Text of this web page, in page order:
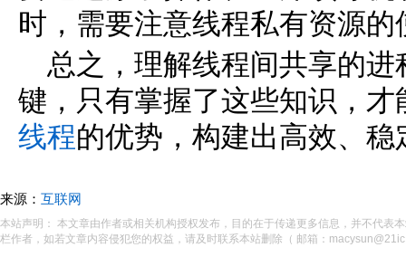
时，需要注意线程私有资源
总之，理解线程间共享的
键，只有掌握了这些知识，
线程的优势，构建出高效、稳
来源： 互联网
本站声明： 本文章由作者或相关机构授权发布，目的在于传递更多信息，并不代表
栏作者，如若文章内容侵犯您的权益，请及时联系本站删除（ 邮箱：